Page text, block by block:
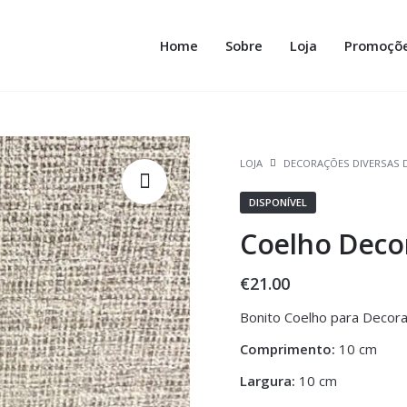
Home Sobre Loja
LOJA DECORAÇÕES DIVERSAS
DISPONÍVEL
Coelho
€21.00
Bonito Coelho para
Comprimento: 10 cm
Largura: 10 cm